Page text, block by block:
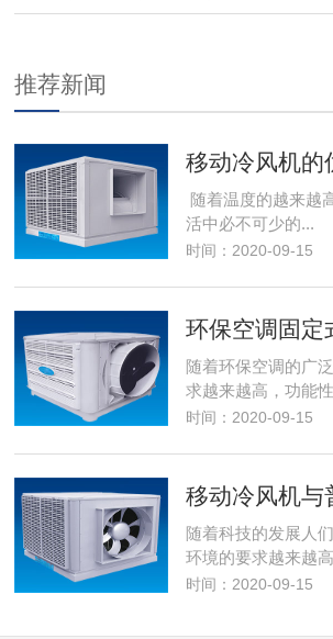
推荐新闻
随着温度的越来越
活中必不可少的...
时间：2020-09-15
随着环保空调的广
求越来越高，功能
时间：2020-09-15
随着科技的发展人
环境的要求越来越
时间：2020-09-15